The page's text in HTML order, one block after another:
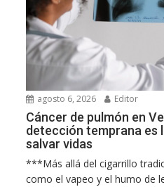
agosto 6, 2026 Editor
Cáncer de pulmón en
detección temprana es
salvar vidas
***Más allá del cigarrillo
como el vapeo y el humo de